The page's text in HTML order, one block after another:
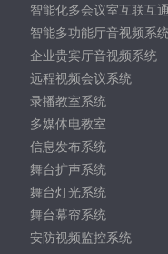
智能化多会议室互联互通
智能多功能厅音视频系
企业贵宾厅音视频系统
远程视频会议系统
录播教室系统
多媒体电教室
信息发布系统
舞台扩声系统
舞台灯光系统
舞台幕帘系统
安防视频监控系统